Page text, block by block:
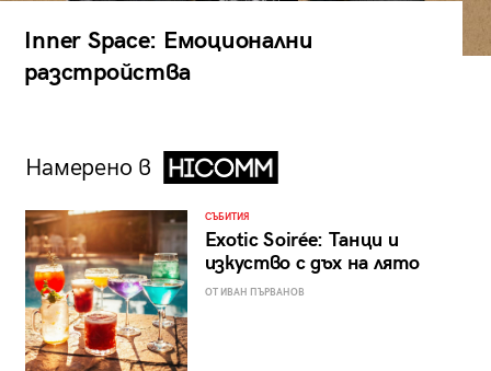
Inner Space: Емоционални
разстройства
Намерено в
СЪБИТИЯ
Exotic Soirée: Танци и
изкуство с дъх на лято
ОТ ИВАН ПЪРВАНОВ